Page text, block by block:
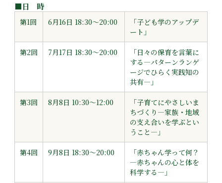
■日 時
第1回 6月16日 18:30～20:00
「子ども学のアップデ
ート」
第2回 7月17日 18:30～20:00
「日々の保育を言葉に
する―パターンランゲ
ージでひらく実践知の
共有―」
第3回 8月8日 10:30〜12:00
「子育てにやさしいま
ちづくり―家族・地域
の支え合いを学ぶとい
うこと―」
第4回 9月8日 18:30～20:00
「赤ちゃん学って何？
―赤ちゃんの心と体を
科学する―」